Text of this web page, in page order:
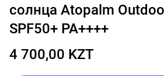
солнца Atopalm
SPF50+ PA++++
4 700,00 KZT